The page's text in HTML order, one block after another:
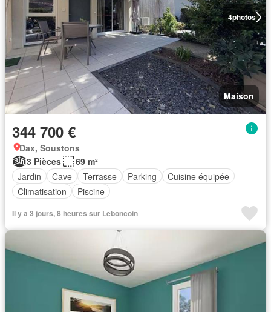
4photos
Maison
344 700 €
Dax, Soustons
3 Pièces
69 m²
Jardin
Cave Terrasse Parking
Cuisine équipée
Climatisation
Piscine
Il y a 3 jours, 8 heures sur Leboncoin